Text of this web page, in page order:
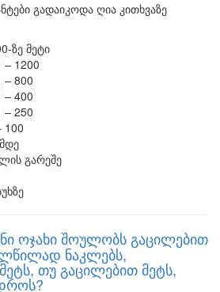
გადაიკოდა ღია კითხვაზე
ზე მეტი
– 1200
– 800
– 400
– 250
100
გარეშე
ოჯახი შოულობს გაცილებით
ნაკლებს,
თუ გაცილებით მეტს,